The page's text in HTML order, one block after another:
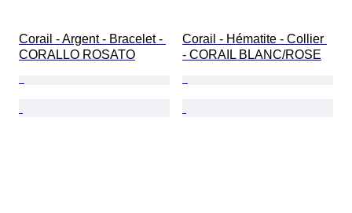
Corail - Argent - Bracelet -
CORALLO ROSATO
Corail - Hématite - Collier
- CORAIL BLANC/ROSE